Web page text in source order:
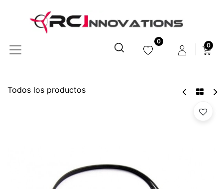
0
0
Todos los productos